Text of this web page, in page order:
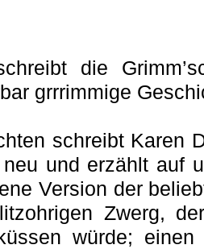
die
grrrimmige
schreibt Karen
und erzählt auf
Version der
Zwerg,
würde;